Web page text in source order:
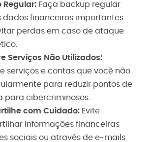
Regular: Faça backup regular
dados financeiros importantes
perdas em caso de ataque
Serviços Não Utilizados:
serviços e contas que você não
para reduzir pontos de
para cibercriminosos.
com Cuidado: Evite
informações financeiras
sociais ou através de e-mails